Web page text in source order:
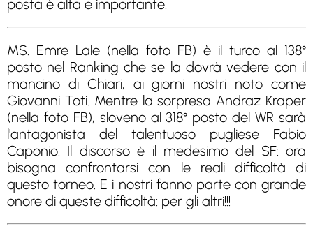
posta è alta e importante.
MS. Emre Lale (nella foto FB) è il turco al 138°
posto nel Ranking che se la dovrà vedere con il
mancino di Chiari, ai giorni nostri noto come
Giovanni Toti. Mentre la sorpresa Andraz Kraper
(nella foto FB), sloveno al 318° posto del WR sarà
l'antagonista del talentuoso pugliese Fabio
Caponio. Il discorso è il medesimo del SF: ora
bisogna confrontarsi con le reali difficoltà di
questo torneo. E i nostri fanno parte con grande
onore di queste difficoltà: per gli altri!!!